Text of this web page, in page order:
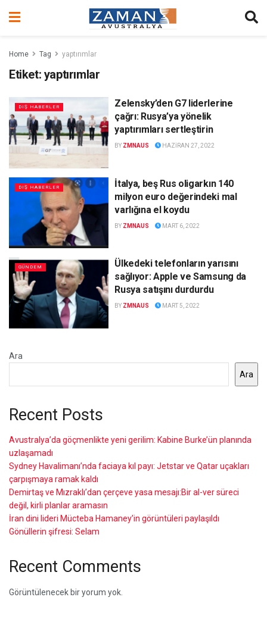
Home Tag yaptırımlar
Etiket: yaptırımlar
DIŞ HABERLER
Zelensky’den G7 liderlerine
çağrı: Rusya’ya yönelik
yaptırımları sertleştirin
BY ZMNAUS HAZIRAN 27, 2022
DIŞ HABERLER
İtalya, beş Rus oligarkın 140
milyon euro değerindeki mal
varlığına el koydu
BY ZMNAUS MART 6, 2022
GÜNDEM
Ülkedeki telefonların yarısını
sağlıyor: Apple ve Samsung da
Rusya satışını durdurdu
BY ZMNAUS MART 5, 2022
Ara
Ara
Recent Posts
Avustralya’da göçmenlikte yeni gerilim: Kabine Burke’ün planında
uzlaşamadı
Sydney Havalimanı’nda faciaya kıl payı: Jetstar ve Qatar uçakları
çarpışmaya ramak kaldı
Demirtaş ve Mızraklı’dan çerçeve yasa mesajı:Bir al-ver süreci
değil, kirli planlar aramasın
İran dini lideri Mücteba Hamaney’in görüntüleri paylaşıldı
Gönüllerin şifresi: Selam
Recent Comments
Görüntülenecek bir yorum yok.